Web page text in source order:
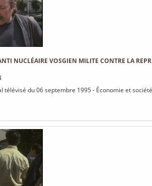
NUCLÉAIRE VOSGIEN MILITE CONTRE LA
télévisé du 06 septembre 1995 - Économie et